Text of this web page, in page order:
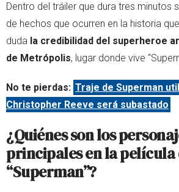
Dentro del tráiler que dura tres minutos
de hechos que ocurren en la historia
duda la credibilidad del superheroe
de Metrópolis, lugar donde vive
No te pierdas: Traje de Superman
Christopher Reeve será subastado
¿Quiénes son los
principales en la película
“Superman”?